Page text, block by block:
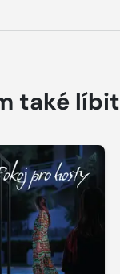
také líbit